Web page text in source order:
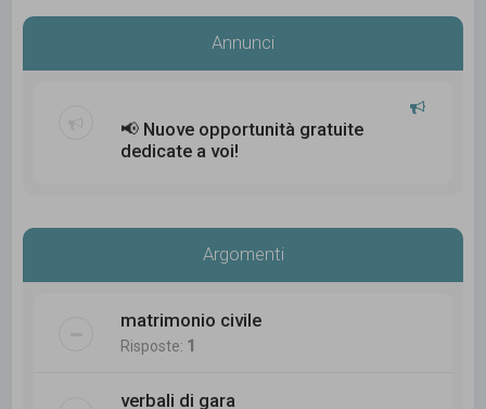
Annunci
📢 Nuove opportunità gratuite
dedicate a voi!
Argomenti
matrimonio civile
Risposte: 1
verbali di gara